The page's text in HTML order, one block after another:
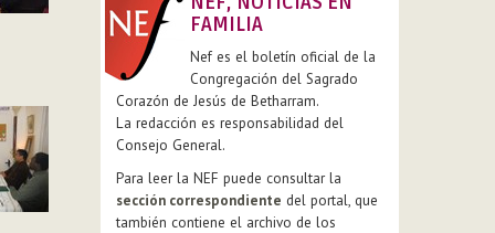
FAMILIA
Nef es el boletín oficial de la
Congregación del Sagrado
Corazón de Jesús de Betharram.
La redacción es responsabilidad del
Consejo General.
Para leer la NEF puede consultar la
sección correspondiente del portal, que
también contiene el archivo de los